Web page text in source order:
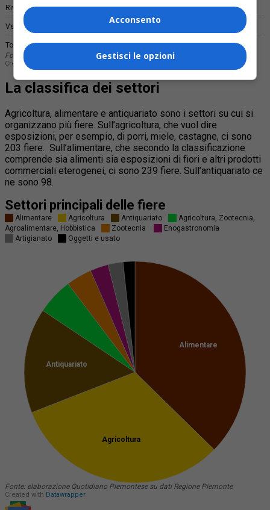
La classifica dei settori
Agricoltura, alimentare e antiquariato sono i settori su cui si
organizzano più fiere. Sull’agricoltura, che vuol dire
esposizioni, per esempio, di porri, miele, castagne, ci sono
203 fiere. Sull’alimentare, che secondo la classificazione
comprende sia alimenti sia esposizioni di fiori e altri prodotti
commerciali eterogenei, ci sono 239 fiere. Sull’antiquariato ce
ne sono 98.
Acconsento
Gestisci le opzioni